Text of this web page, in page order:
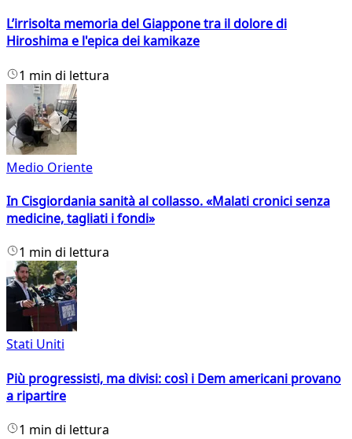
L’irrisolta memoria del Giappone tra il dolore di
Hiroshima e l'epica dei kamikaze
1 min di lettura
Medio Oriente
In Cisgiordania sanità al collasso. «Malati cronici senza
medicine, tagliati i fondi»
1 min di lettura
Stati Uniti
Più progressisti, ma divisi: così i Dem americani provano
a ripartire
1 min di lettura